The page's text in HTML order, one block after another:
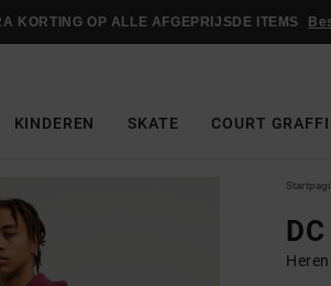
KORTING OP ALLE AFGEPRIJSDE ITEMS
KINDEREN SKATE COURT